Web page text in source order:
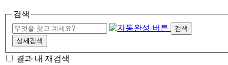
검색
검색
상세검색
결과 내 재검색